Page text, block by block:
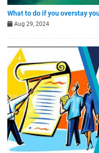
What to do if you overstay
Aug 29, 2024